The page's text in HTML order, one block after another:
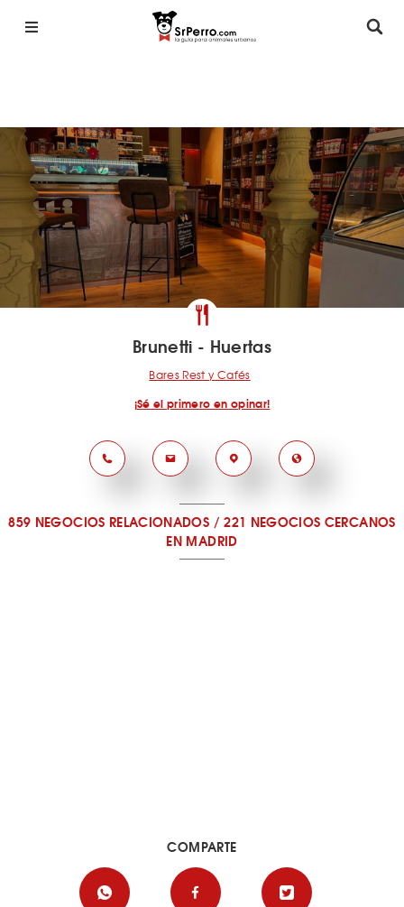
Brunetti - Huertas
Bares Rest y Cafés
¡Sé el primero en opinar!
859 NEGOCIOS RELACIONADOS /221 NEGOCIOS CERCANOS
EN MADRID
COMPARTE